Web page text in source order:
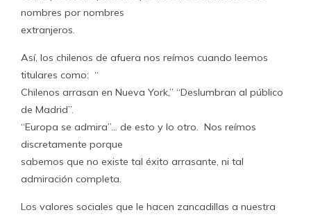
nombres por nombres
extranjeros.
Así, los chilenos de afuera nos reímos cuando leemos
titulares como: “
Chilenos arrasan en Nueva York,” “Deslumbran al público
de Madrid”.
“Europa se admira”… de esto y lo otro. Nos reímos
discretamente porque
sabemos que no existe tal éxito arrasante, ni tal
admiración completa.
Los valores sociales que le hacen zancadillas a nuestra